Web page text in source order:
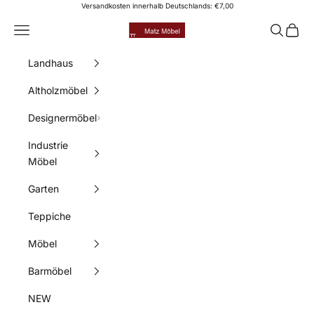
Zum Inhalt springenVersandkosten innerhalb Deutschlands: €7,00
Matz Möbel
Menü Suchen
Landhaus
Altholzmöbel
Designermöbel
Industrie
Möbel
Garten
Teppiche
Möbel
Barmöbel
NEW